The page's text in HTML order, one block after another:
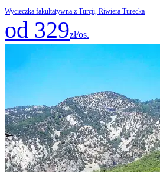
Wycieczka fakultatywna z Turcji, Riwiera Turecka
od 329zł/os.